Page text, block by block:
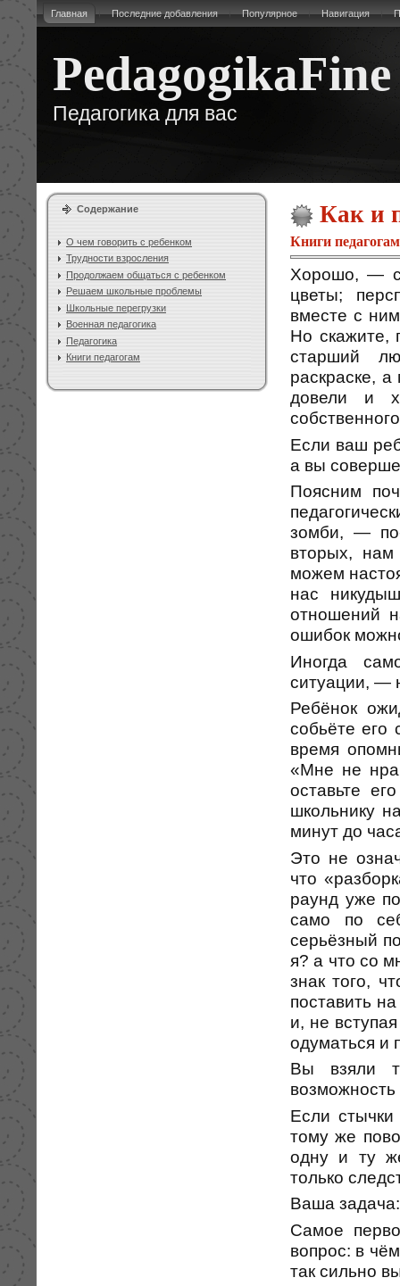
Главная Последние добавления Популярное Навигация
PedagogikaFine
Педагогика для вас
Содержание
О чем говорить с ребенком
Трудности взросления
Продолжаем общаться с ребенком
Решаем школьные проблемы
Школьные перегрузки
Военная педагогика
Педагогика
Книги педагогам
Как и
Книги педагогам
Хорошо, —
цветы;
вместе с
Но скажите,
старший
раскраске,
довели и
Если ваш
а вы
Поясним
зомби, —
вторых,
можем
нас
отношений
ошибок
Иногда
ситуации, —
Ребёнок
собьёте его
время
«Мне не
оставьте
школьнику
минут до
Это не
что
раунд уже
само по
серьёзный
я? а что со
знак того,
поставить
и, не
одуматься и
Вы взяли
возможность
Если
тому же
одну и ту
только
Ваша
Самое
вопрос: в
так сильно